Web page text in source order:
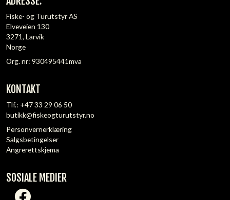
Fiske- og Turutstyr AS
Elveveien 130
3271, Larvik
Norge
Org. nr: 930495441mva
KONTAKT
Tlf.: +47 33 29 06 50
butikk@fiskeogturutstyr.no
Personvernerklæring
Salgsbetingelser
Angrerettskjema
SOSIALE MEDIER